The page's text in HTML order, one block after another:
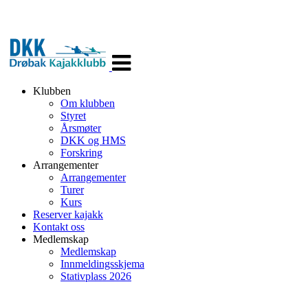
navigasjon
Klubben
Om klubben
Styret
Årsmøter
DKK og HMS
Forskring
Arrangementer
Arrangementer
Turer
Kurs
Reserver kajakk
Kontakt oss
Medlemskap
Medlemskap
Innmeldingsskjema
Stativplass 2026